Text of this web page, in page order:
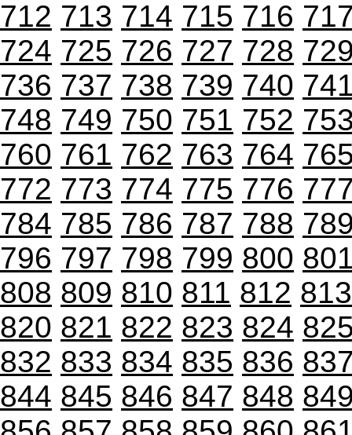
712 713 714 715 716
724 725 726 727 728
736 737 738 739 740
748 749 750 751 752
760 761 762 763 764
772 773 774 775 776
784 785 786 787 788
796 797 798 799 800
808 809 810 811 812 813
820 821 822 823 824
832 833 834 835 836
844 845 846 847 848